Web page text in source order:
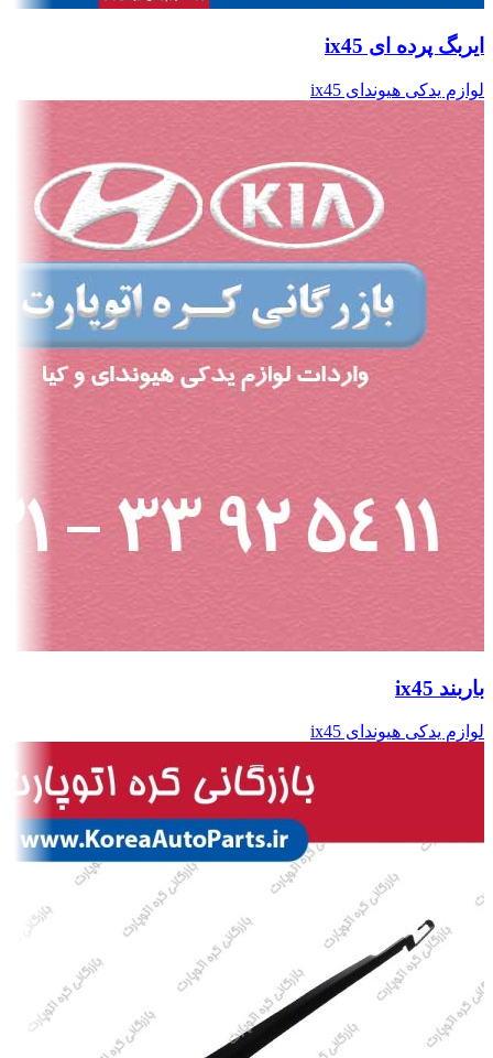
ایربگ پرده ای ix45
لوازم یدکی هیوندای ix45
باربند ix45
لوازم یدکی هیوندای ix45